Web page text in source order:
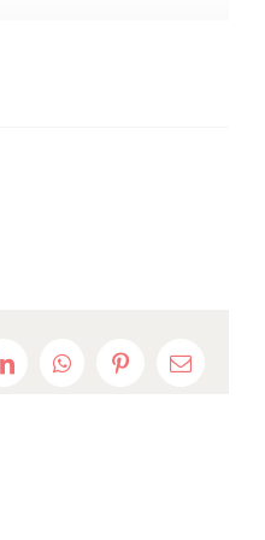
LinkedInWhatsAppPinterest
E-